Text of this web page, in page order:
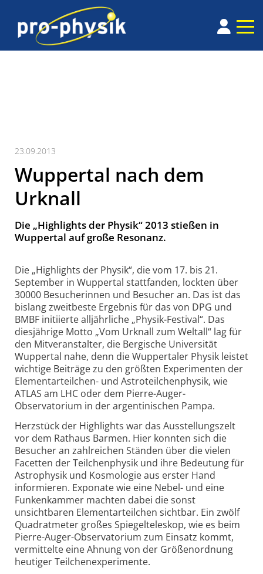
23.09.2013
Wuppertal nach dem
Urknall
Die „Highlights der Physik“ 2013 stießen in
Wuppertal auf große Resonanz.
Die „Highlights der Physik“, die vom 17. bis 21.
September in Wuppertal stattfanden, lockten über
30000 Besucherinnen und Besucher an. Das ist das
bislang zweitbeste Ergebnis für das von DPG und
BMBF initiierte alljährliche „Physik-Festival“. Das
diesjährige Motto „Vom Urknall zum Weltall“ lag für
den Mitveranstalter, die Bergische Universität
Wuppertal nahe, denn die Wuppertaler Physik leistet
wichtige Beiträge zu den größten Experimenten der
Elementarteilchen- und Astroteilchenphysik, wie
ATLAS am LHC oder dem Pierre-Auger-
Observatorium in der argentinischen Pampa.
Herzstück der Highlights war das Ausstellungszelt
vor dem Rathaus Barmen. Hier konnten sich die
Besucher an zahlreichen Ständen über die vielen
Facetten der Teilchenphysik und ihre Bedeutung für
Astrophysik und Kosmologie aus erster Hand
informieren. Exponate wie eine Nebel- und eine
Funkenkammer machten dabei die sonst
unsichtbaren Elementarteilchen sichtbar. Ein zwölf
Quadratmeter großes Spiegelteleskop, wie es beim
Pierre-Auger-Observatorium zum Einsatz kommt,
vermittelte eine Ahnung von der Größenordnung
heutiger Teilchenexperimente.